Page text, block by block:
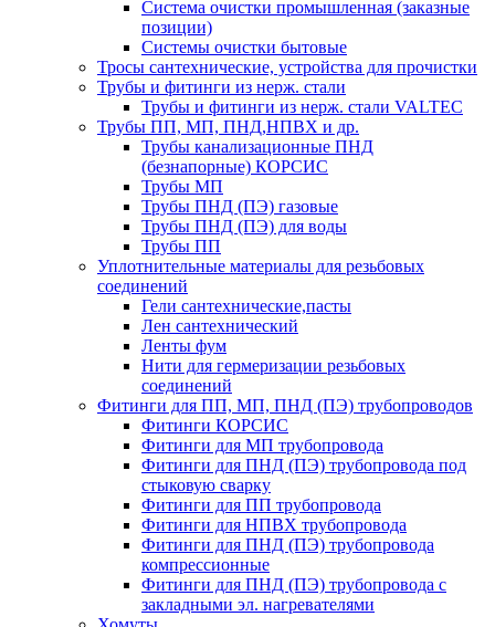
Система очистки промышленная (заказные
позиции)
Системы очистки бытовые
Тросы сантехнические, устройства для прочистки
Трубы и фитинги из нерж. стали
Трубы и фитинги из нерж. стали VALTEC
Трубы ПП, МП, ПНД,НПВХ и др.
Трубы канализационные ПНД
(безнапорные) КОРСИС
Трубы МП
Трубы ПНД (ПЭ) газовые
Трубы ПНД (ПЭ) для воды
Трубы ПП
Уплотнительные материалы для резьбовых
соединений
Гели сантехнические,пасты
Лен сантехнический
Ленты фум
Нити для гермеризации резьбовых
соединений
Фитинги для ПП, МП, ПНД (ПЭ) трубопроводов
Фитинги КОРСИС
Фитинги для МП трубопровода
Фитинги для ПНД (ПЭ) трубопровода под
стыковую сварку
Фитинги для ПП трубопровода
Фитинги для НПВХ трубопровода
Фитинги для ПНД (ПЭ) трубопровода
компрессионные
Фитинги для ПНД (ПЭ) трубопровода с
закладными эл. нагревателями